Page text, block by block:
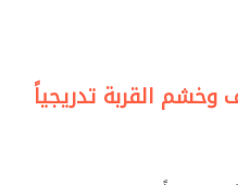
وخشم القربة تدريجياً